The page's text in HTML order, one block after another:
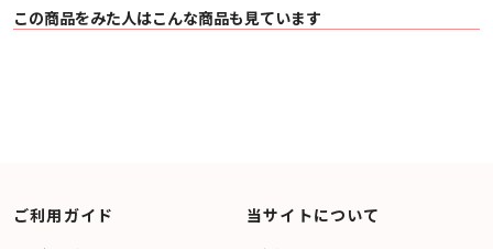
この商品をみた人はこんな商品も見ています
ご利用ガイド 当サイトについて